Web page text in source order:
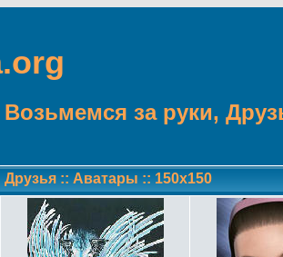
Возьмемся за руки,
Друзья :: Аватары :: 150x150